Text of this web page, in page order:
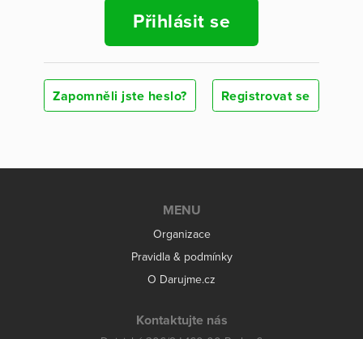
Přihlásit se
Zapomněli jste heslo? Registrovat se
MENU
Organizace
Pravidla & podmínky
O Darujme.cz
Kontaktujte nás